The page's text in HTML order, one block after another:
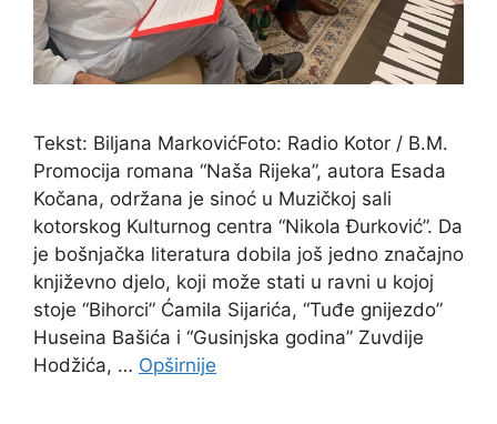
Tekst: Biljana MarkovićFoto: Radio Kotor / B.M.
Promocija romana “Naša Rijeka”, autora Esada
Kočana, održana je sinoć u Muzičkoj sali
kotorskog Kulturnog centra “Nikola Đurković”. Da
je bošnjačka literatura dobila još jedno značajno
književno djelo, koji može stati u ravni u kojoj
stoje “Bihorci” Ćamila Sijarića, “Tuđe gnijezdo”
Huseina Bašića i “Gusinjska godina” Zuvdije
Hodžića, … Opširnije